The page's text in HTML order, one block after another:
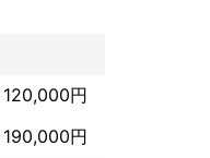
120,000円
190,000円